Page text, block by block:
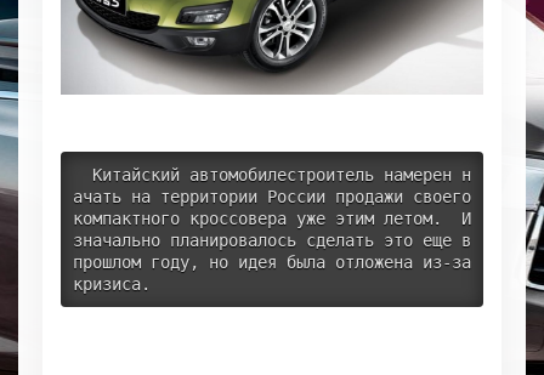
ачать на территории России продажи своего
компактного кроссовера уже этим летом.  И
значально планировалось сделать это еще в
прошлом году, но идея была отложена из-за
кризиса.